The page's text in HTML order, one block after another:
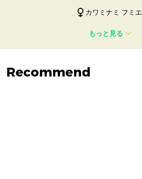
カワミナミ フミエ
もっと見る
Recommend